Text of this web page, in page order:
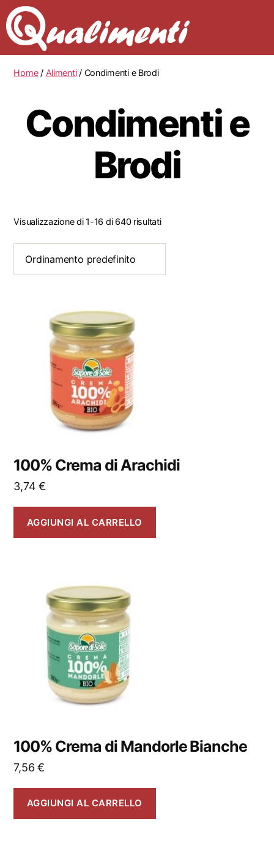
Home/ Alimenti/ Condimenti e Brodi
Condimenti e
Brodi
Visualizzazione di 1-16 di 640 risultati
100% Crema di Arachidi
3,74€
AGGIUNGI AL CARRELLO
100% Crema di Mandorle Bianche
7,56€
AGGIUNGI AL CARRELLO